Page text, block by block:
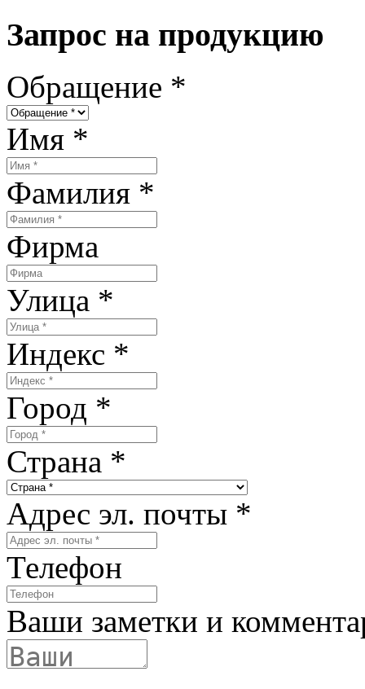
Запрос на продукцию
Обращение *
Имя *
Фамилия *
Фирма
Улица *
Индекс *
Город *
Страна *
Адрес эл. почты *
Телефон
Ваши заметки и